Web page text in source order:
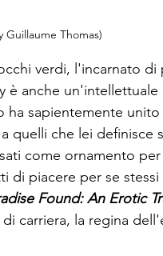
Guillaume Thomas)
verdi, l'incarnato di
anche un'intellettuale
sapientemente
quelli che lei definisce
come ornamento
di piacere per se
Found: An Erotic
carriera, la regina dell'